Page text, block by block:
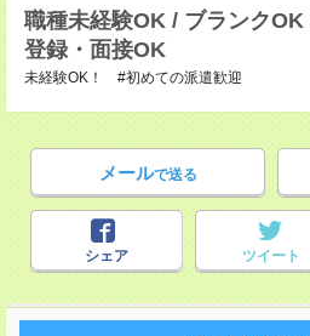
職種未経験OK / ブランク
登録・面接OK
未経験OK！ #初めての派遣歓迎
メールで送る
シェア ツイート